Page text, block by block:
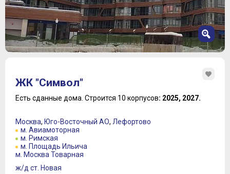
3
4
6
7
8
9
ЖК "Символ"
Есть сданные дома. Строится 10 корпусов: 2025, 2027.
Москва, Юго-Восточный АО, Лефортово
м. Авиамоторная
м. Римская
м. Площадь Ильича
м. Москва Товарная
ж/д ст. Новая